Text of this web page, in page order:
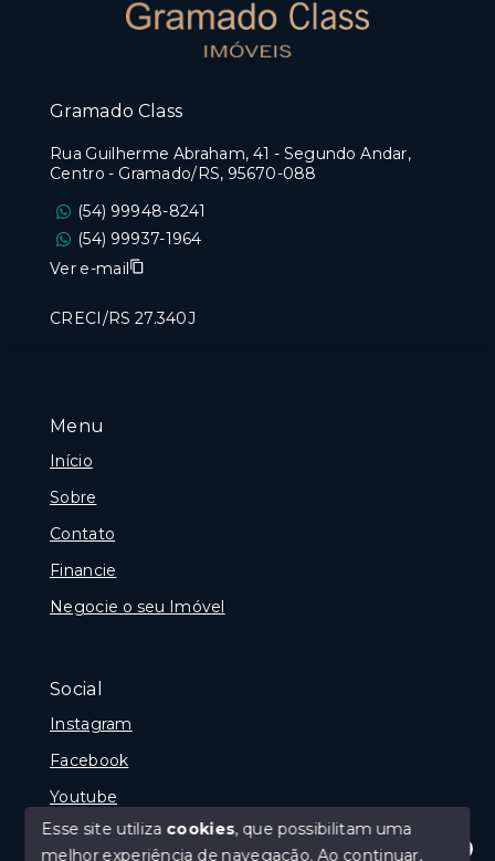
Menu
Início
Sobre
Contato
Financie
Negocie o seu Imóvel
Social
Instagram
Facebook
Youtube
Gramado Class
Rua Guilherme Abraham, 41 - Segundo Andar,
Centro - Gramado/RS, 95670-088
(54) 99948-8241
(54) 99937-1964
Ver e-mail
CRECI/RS 27.340J
Esse site utiliza cookies, que possibilitam uma
melhor experiência de navegação.Ao continuar,